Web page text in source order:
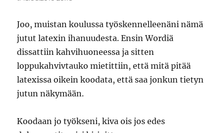
Joo, muistan koulussa työskennelleenäni nämä
jutut latexin ihanuudesta. Ensin Wordiä
dissattiin kahvihuoneessa ja sitten
loppukahvivtauko mietittiin, että mitä pitää
latexissa oikein koodata, että saa jonkun tietyn
jutun näkymään.
Koodaan jo työkseni, kiva ois jos edes